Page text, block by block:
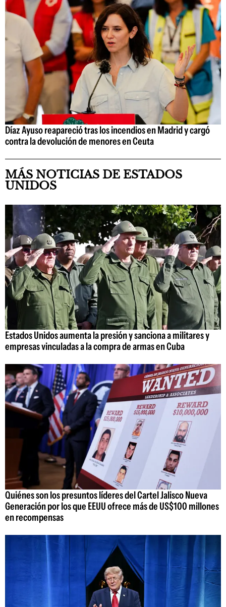
Díaz Ayuso reapareció tras los incendios en Madrid y cargó
contra la devolución de menores en Ceuta
MÁS NOTICIAS DE ESTADOS
UNIDOS
Estados Unidos aumenta la presión y sanciona a militares y
empresas vinculadas a la compra de armas en Cuba
Quiénes son los presuntos líderes del Cartel Jalisco Nueva
Generación por los que EEUU ofrece más de US$100 millones
en recompensas